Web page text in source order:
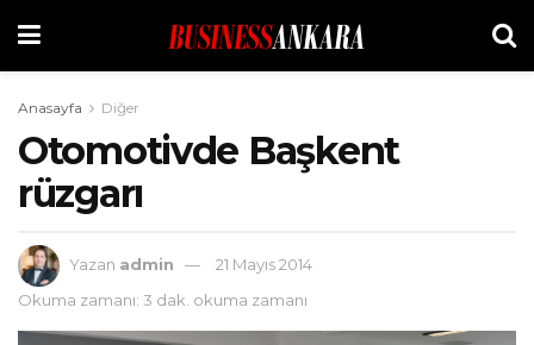
Anasayfa Diğer
Otomotivde Başkent
rüzgarı
Yazan admin
21 Mayıs 2014
Okuma zamanı: 3 dak. okuma zamanı